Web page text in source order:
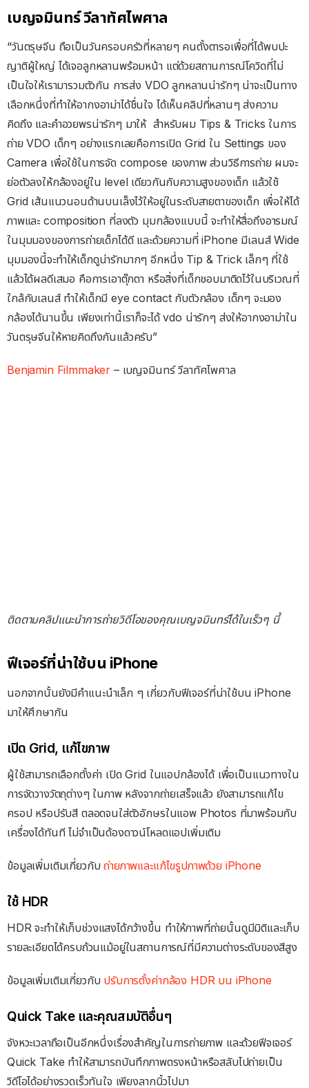
เบญจมินทร์ วีลาทัศไพศาล
“วันตรุษจีน ถือเป็นวันครอบครัวที่หลายๆ คนตั้งตารอเพื่อที่ได้พบปะ
ญาติผู้ใหญ่ ได้เจอลูกหลานพร้อมหน้า แต่ด้วยสถานการณ์โควิดที่ไม่
เป็นใจให้เรามารวมตัวกัน การส่ง VDO ลูกหลานน่ารักๆ น่าจะเป็นทาง
เลือกหนึ่งที่ทำให้อากงอาม่าได้ชื่นใจ ได้เห็นคลิปที่หลานๆ ส่งความ
คิดถึง และคำอวยพรน่ารักๆ มาให้ สำหรับผม Tips & Tricks ในการ
ถ่าย VDO เด็กๆ อย่างแรกเลยคือการเปิด Grid ใน Settings ของ
Camera เพื่อใช้ในการจัด compose ของภาพ ส่วนวิธีการถ่าย ผมจะ
ย่อตัวลงให้กล้องอยู่ใน level เดียวกันกับความสูงของเด็ก แล้วใช้
Grid เส้นแนวนอนด้านบนเล็งไว้ให้อยู่ในระดับสายตาของเด็ก เพื่อให้ได้
ภาพและ composition ที่ลงตัว มุมกล้องแบบนี้ จะทำให้สื่อถึงอารมณ์
ในมุมมองของการถ่ายเด็กได้ดี และด้วยความที่ iPhone มีเลนส์ Wide
มุมมองนี้จะทำให้เด็กดูน่ารักมากๆ อีกหนึ่ง Tip & Trick เล็กๆ ที่ใช้
แล้วได้ผลดีเสมอ คือการเอาตุ๊กตา หรือสิ่งที่เด็กชอบมาติดไว้ในบริเวณที่
ใกล้กับเลนส์ ทำให้เด็กมี eye contact กับตัวกล้อง เด็กๆ จะมอง
กล้องได้นานขึ้น เพียงเท่านี้เราก็จะได้ vdo น่ารักๆ ส่งให้อากงอาม่าใน
วันตรุษจีนให้หายคิดถึงกันแล้วครับ”
Benjamin Filmmaker – เบญจมินทร์ วีลาทัศไพศาล
ติดตามคลิปแนะนำการถ่ายวิดีโอของคุณเบญจมินทร์ได้ในเร็วๆ นี้
ฟีเจอร์ที่น่าใช้บน iPhone
นอกจากนั้นยังมีคำแนะนำเล็ก ๆ เกี่ยวกับฟีเจอร์ที่น่าใช้บน iPhone
มาให้ศึกษากัน
เปิด Grid, แก้ไขภาพ
ผู้ใช้สามารถเลือกตั้งค่า เปิด Grid ในแอปกล้องได้ เพื่อเป็นแนวทางใน
การจัดวางวัตถุต่างๆ ในภาพ หลังจากถ่ายเสร็จแล้ว ยังสามารถแก้ไข
ครอป หรือปรับสี ตลอดจนใส่ตัวอักษรในแอพ Photos ที่มาพร้อมกับ
เครื่องได้ทันที ไม่จำเป็นด้องดาวน์โหลดแอปเพิ่มเติม
ข้อมูลเพิ่มเติมเกี่ยวกับถ่ายภาพและแก้ไขรูปภาพด้วย iPhone
ใช้ HDR
HDR จะทำให้เก็บช่วงแสงได้กว้างขึ้น ทำให้ภาพที่ถ่ายนั้นดูมีมิติและเก็บ
รายละเอียดได้ครบถ้วนแม้อยู่ในสถานการณ์ที่มีความต่างระดับของสีสูง
ข้อมูลเพิ่มเติมเกี่ยวกับ ปรับการตั้งค่ากล้อง HDR บน iPhone
Quick Take และคุณสมบัติอื่นๆ
จังหวะเวลาถือเป็นอีกหนึ่งเรื่องสำคัญในการถ่ายภาพ และด้วยฟีจเจอร์
Quick Take ทำให้สามารถบันทึกภาพตรงหน้าหรือสลับไปถ่ายเป็น
วิดีโอได้อย่างรวดเร็วทันใจ เพียงลากนิ้วไปมา